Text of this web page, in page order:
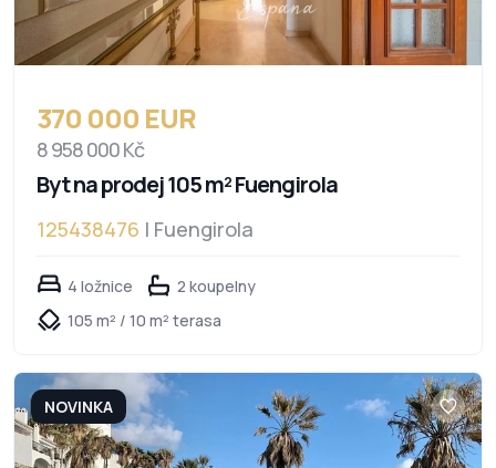
370 000 EUR
8 958 000 Kč
Byt na prodej 105 m² Fuengirola
125438476 | Fuengirola
4 ložnice
2 koupelny
105 m² / 10 m² terasa
NOVINKA